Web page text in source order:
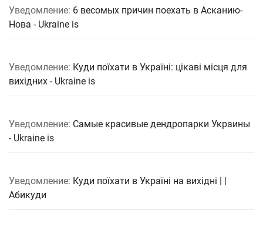
Уведомление: 6 весомых причин поехать в Асканию-
Нова - Ukraine is
Уведомление: Куди поїхати в Україні: цікаві місця для
вихідних - Ukraine is
Уведомление: Самые красивые дендропарки Украины
- Ukraine is
Уведомление: Куди поїхати в Україні на вихідні | |
Абикуди